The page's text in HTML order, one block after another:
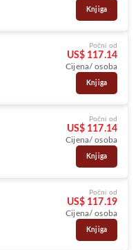
Knjiga
Počni od
US$ 117.14
Cijena/ osoba
Knjiga
Počni od
US$ 117.14
Cijena/ osoba
Knjiga
Počni od
US$ 117.19
Cijena/ osoba
Knjiga